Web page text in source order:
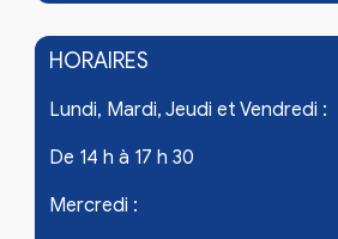
HORAIRES
Lundi, Mardi, Jeudi et Vendredi :
De 14 h à 17 h 30
Mercredi :